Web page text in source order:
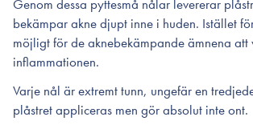
Genom dessa pyttesmå nålar levererar
bekämpar akne djupt inne i huden. Istället
möjligt för de aknebekämpande ämnena
inflammationen.
Varje nål är extremt tunn, ungefär en
plåstret appliceras men gör absolut inte ont.